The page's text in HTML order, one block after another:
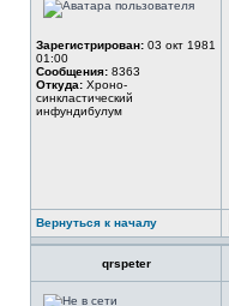
Зарегистрирован: 03 окт 1981
01:00
Сообщения: 8363
Откуда: Xроно-
синкластический
инфундибулум
Вернуться к началу
qrspeter